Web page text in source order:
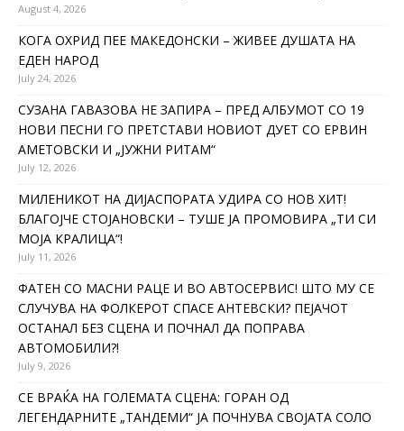
August 4, 2026
КОГА ОХРИД ПЕЕ МАКЕДОНСКИ – ЖИВЕЕ ДУШАТА НА
ЕДЕН НАРОД
July 24, 2026
СУЗАНА ГАВАЗОВА НЕ ЗАПИРА – ПРЕД АЛБУМОТ СО 19
НОВИ ПЕСНИ ГО ПРЕТСТАВИ НОВИОТ ДУЕТ СО ЕРВИН
АМЕТОВСКИ И „ЈУЖНИ РИТАМ“
July 12, 2026
МИЛЕНИКОТ НА ДИЈАСПОРАТА УДИРА СО НОВ ХИТ!
БЛАГОЈЧЕ СТОЈАНОВСКИ – ТУШЕ ЈА ПРОМОВИРА „ТИ СИ
МОЈА КРАЛИЦА“!
July 11, 2026
ФАТЕН СО МАСНИ РАЦЕ И ВО АВТОСЕРВИС! ШТО МУ СЕ
СЛУЧУВА НА ФОЛКЕРОТ СПАСЕ АНТЕВСКИ? ПЕЈАЧОТ
ОСТАНАЛ БЕЗ СЦЕНА И ПОЧНАЛ ДА ПОПРАВА
АВТОМОБИЛИ?!
July 9, 2026
СЕ ВРАЌА НА ГОЛЕМАТА СЦЕНА: ГОРАН ОД
ЛЕГЕНДАРНИТЕ „ТАНДЕМИ“ ЈА ПОЧНУВА СВОЈАТА СОЛО